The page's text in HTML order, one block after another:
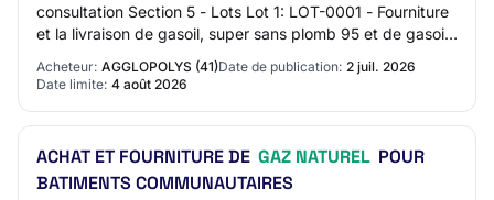
consultation Section 5 - Lots Lot 1: LOT-0001 - Fourniture
et la livraison de gasoil, super sans plomb 95 et de gasoil
non routier Lot 2: LOT-0002…
Acheteur: AGGLOPOLYS (41)Date de publication: 2 juil. 2026
Date limite: 4 août 2026
ACHAT ET FOURNITURE DE GAZ NATUREL POUR
BATIMENTS COMMUNAUTAIRES